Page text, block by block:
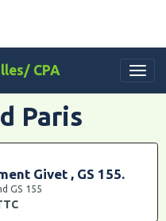
CPA
Paris
Givet , GS 155.
GS 155